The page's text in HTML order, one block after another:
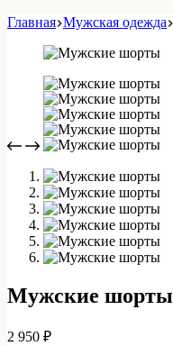
Главная Мужская одежда
Мужские шорты
2 950 ₽